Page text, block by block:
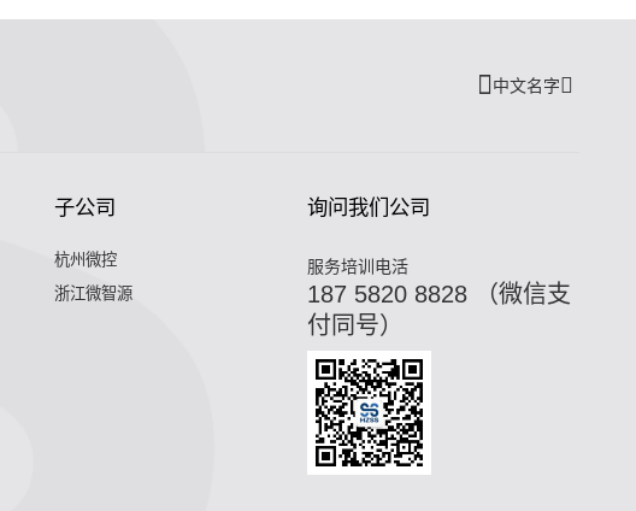
中文名字
子公司
杭州微控
浙江微智源
询问我们公司
服务培训电活
187 5820 8828 （微信支
付同号）